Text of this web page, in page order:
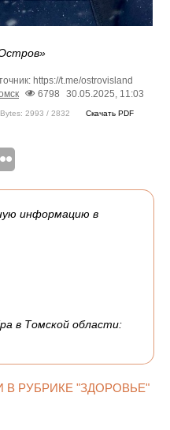
https://t.me/ostrovisland
6798 30.05.2025, 11:03
Bytes: 2993 / 2832 Скачать PDF
информацию в
в Томской области:
В РУБРИКЕ "ЗДОРОВЬЕ"